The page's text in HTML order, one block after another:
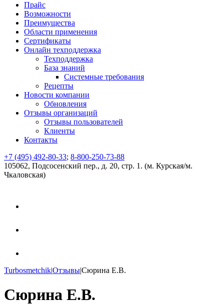
Прайс
Возможности
Преимущества
Области применения
Сертификаты
Онлайн техподдержка
Техподдержка
База знаний
Системные требования
Рецепты
Новости компании
Обновления
Отзывы организаций
Отзывы пользователей
Клиенты
Контакты
+7 (495) 492-80-33; 8-800-250-73-88
105062, Подсосенский пер., д. 20, стр. 1. (м. Курская/м.
Чкаловская)
Turbosmetchik|Отзывы|Сюрина Е.В.
Сюрина Е.В.